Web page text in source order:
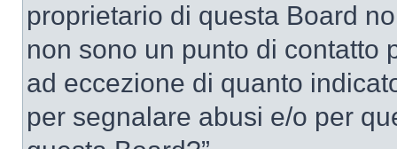
proprietario di questa Board
non sono un punto di contatto
ad eccezione di quanto
per segnalare abusi e/o per